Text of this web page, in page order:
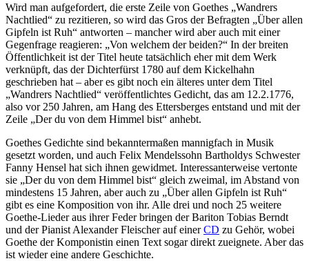
Wird man aufgefordert, die erste Zeile von Goethes „Wandrers
Nachtlied“ zu rezitieren, so wird das Gros der Befragten „Über allen
Gipfeln ist Ruh“ antworten – mancher wird aber auch mit einer
Gegenfrage reagieren: „Von welchem der beiden?“ In der breiten
Öffentlichkeit ist der Titel heute tatsächlich eher mit dem Werk
verknüpft, das der Dichterfürst 1780 auf dem Kickelhahn
geschrieben hat – aber es gibt noch ein älteres unter dem Titel
„Wandrers Nachtlied“ veröffentlichtes Gedicht, das am 12.2.1776,
also vor 250 Jahren, am Hang des Ettersberges entstand und mit der
Zeile „Der du von dem Himmel bist“ anhebt.
Goethes Gedichte sind bekanntermaßen mannigfach in Musik
gesetzt worden, und auch Felix Mendelssohn Bartholdys Schwester
Fanny Hensel hat sich ihnen gewidmet. Interessanterweise vertonte
sie „Der du von dem Himmel bist“ gleich zweimal, im Abstand von
mindestens 15 Jahren, aber auch zu „Über allen Gipfeln ist Ruh“
gibt es eine Komposition von ihr. Alle drei und noch 25 weitere
Goethe-Lieder aus ihrer Feder bringen der Bariton Tobias Berndt
und der Pianist Alexander Fleischer auf einerCD zu Gehör, wobei
Goethe der Komponistin einen Text sogar direkt zueignete. Aber das
ist wieder eine andere Geschichte.